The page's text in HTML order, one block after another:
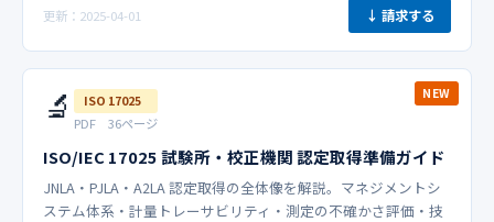
更新：2025-04-01 ↓ 請求する
NEW
🔬 ISO 17025
PDF 36ページ
ISO/IEC 17025 試験所・校正機関 認定取得準備ガイド
JNLA・PJLA・A2LA 認定取得の全体像を解説。マネジメントシ
ステム体系・計量トレーサビリティ・測定の不確かさ評価・技